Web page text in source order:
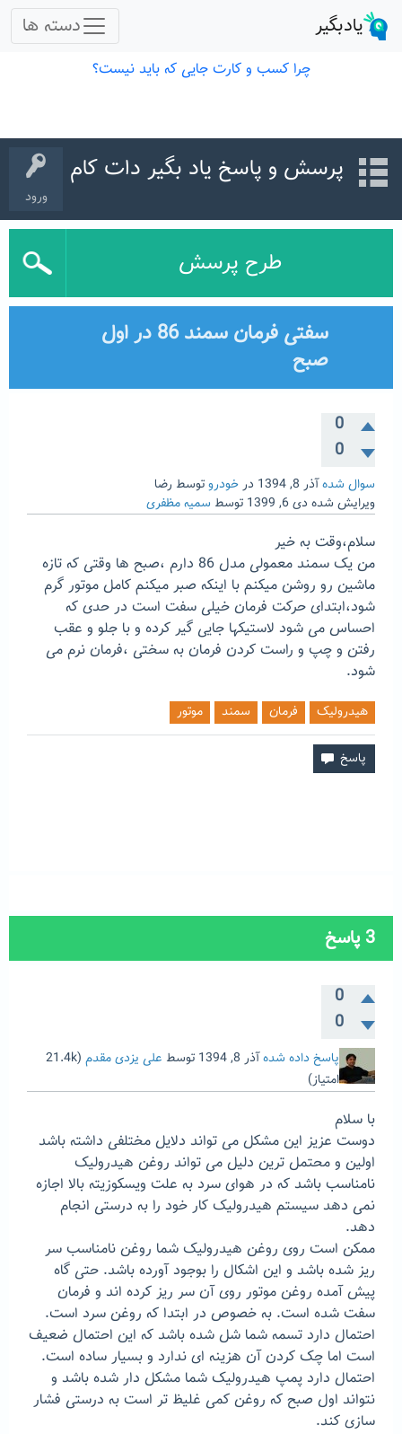
ورود
پرسش و پاسخ یاد بگیر دات کام
طرح پرسش
سفتی فرمان سمند 86 در اول
صبح
0
0
سوال شدهآذر 8, 1394 درخودروتوسط رضا
ویرایش شده دی 6, 1399 توسط سمیه مظفری
سلام،وقت به خیر
من یک سمند معمولی مدل 86 دارم ،صبح ها وقتی که تازه
ماشین رو روشن میکنم با اینکه صبر میکنم کامل موتور گرم
شود،ابتدای حرکت فرمان خیلی سفت است در حدی که
احساس می شود لاستیکها جایی گیر کرده و با جلو و عقب
رفتن و چپ و راست کردن فرمان به سختی ،فرمان نرم می
شود.
هیدرولیک فرمان سمند موتور
3پاسخ
0
0
پاسخ داده شدهآذر 8, 1394 توسط علی یزدی مقدم (
21.4k
امتیاز)
با سلام
دوست عزیز این مشکل می تواند دلایل مختلفی داشته باشد
اولین و محتمل ترین دلیل می تواند روغن هیدرولیک
نامناسب باشد که در هوای سرد به علت ویسکوزیته بالا اجازه
نمی دهد سیستم هیدرولیک کار خود را به درستی انجام
دهد.
ممکن است روی روغن هیدرولیک شما روغن نامناسب سر
ریز شده باشد و این اشکال را بوجود آورده باشد. حتی گاه
پیش آمده روغن موتور روی آن سر ریز کرده اند و فرمان
سفت شده است. به خصوص در ابتدا که روغن سرد است.
احتمال دارد تسمه شما شل شده باشد که این احتمال ضعیف
است اما چک کردن آن هزینه ای ندارد و بسیار ساده است.
احتمال دارد پمپ هیدرولیک شما مشکل دار شده باشد و
نتواند اول صبح که روغن کمی غلیظ تر است به درستی فشار
سازی کند.